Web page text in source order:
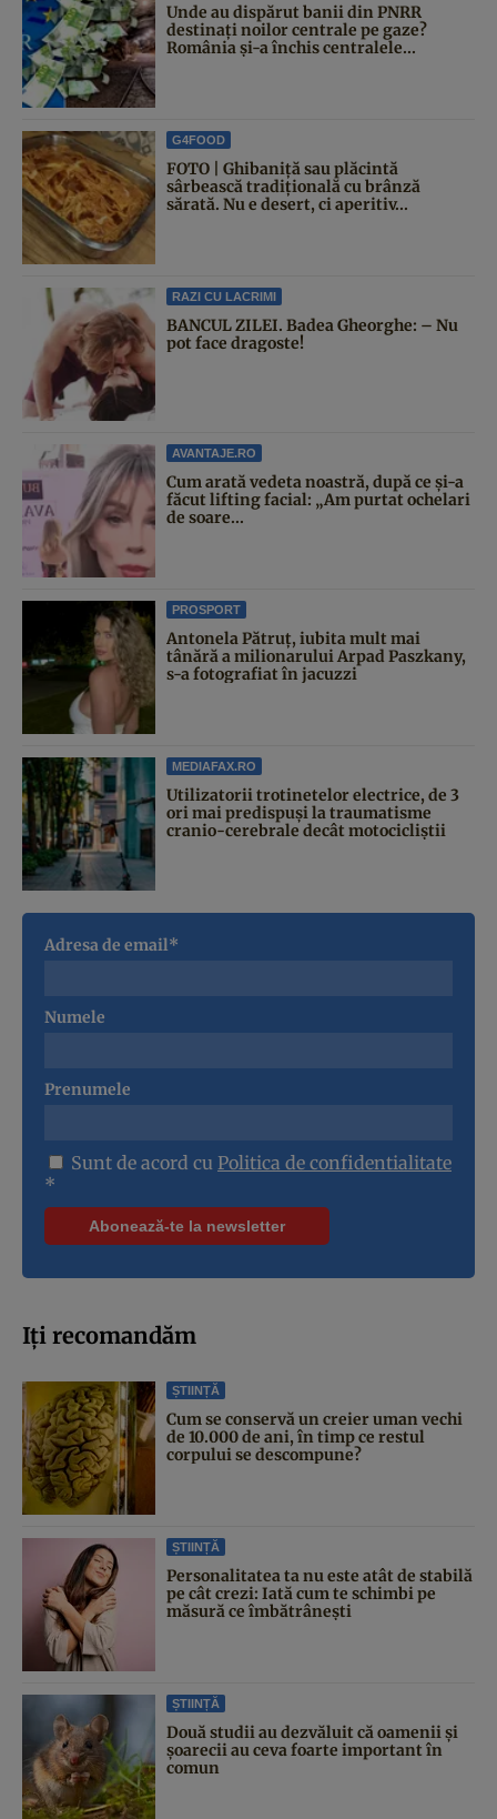
Unde au dispărut banii din PNRR
destinați noilor centrale pe gaze?
România și-a închis centralele...
G4FOOD
FOTO | Ghibaniță sau plăcintă
sârbească tradițională cu brânză
sărată. Nu e desert, ci aperitiv...
RAZI CU LACRIMI
BANCUL ZILEI. Badea Gheorghe: – Nu
pot face dragoste!
AVANTAJE.RO
Cum arată vedeta noastră, după ce și-a
făcut lifting facial: „Am purtat ochelari
de soare...
PROSPORT
Antonela Pătruț, iubita mult mai
tânără a milionarului Arpad Paszkany,
s-a fotografiat în jacuzzi
MEDIAFAX.RO
Utilizatorii trotinetelor electrice, de 3
ori mai predispuși la traumatisme
cranio-cerebrale decât motocicliștii
Adresa de email*
Numele
Prenumele
Sunt de acord cu Politica de confidentialitate
*
Iți recomandăm
ȘTIINȚĂ
Cum se conservă un creier uman vechi
de 10.000 de ani, în timp ce restul
corpului se descompune?
ȘTIINȚĂ
Personalitatea ta nu este atât de stabilă
pe cât crezi: Iată cum te schimbi pe
măsură ce îmbătrânești
ȘTIINȚĂ
Două studii au dezvăluit că oamenii și
șoarecii au ceva foarte important în
comun